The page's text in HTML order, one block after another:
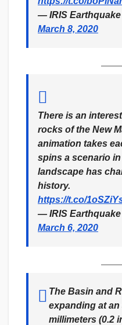
— IRIS Earthquake
March 8, 2020
There is an
rocks of the New
animation takes
spins a scenario
landscape has
history.
https://t.co/
— IRIS Earthquake
March 6, 2020
The Basin and
expanding at an
millimeters (0.2